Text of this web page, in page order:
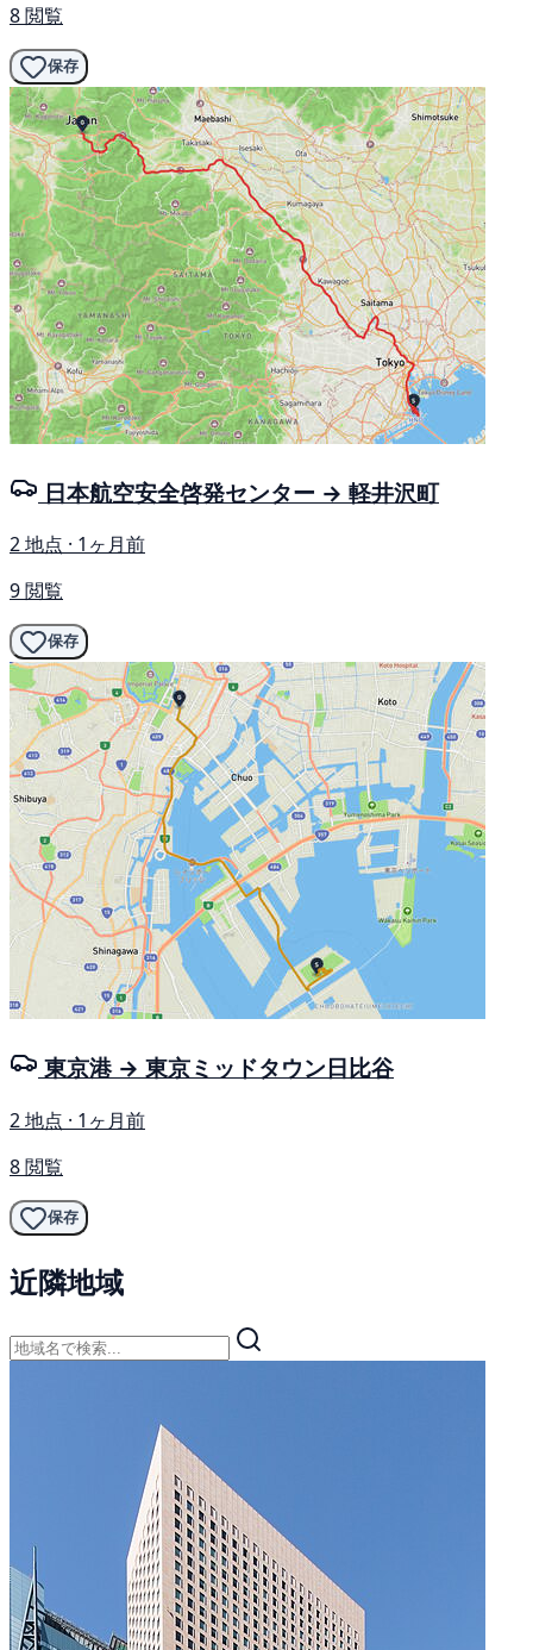
8 閲覧
保存
日本航空安全啓発センター → 軽井沢町
2 地点 · 1ヶ月前
9 閲覧
保存
東京港 → 東京ミッドタウン日比谷
2 地点 · 1ヶ月前
8 閲覧
保存
近隣地域